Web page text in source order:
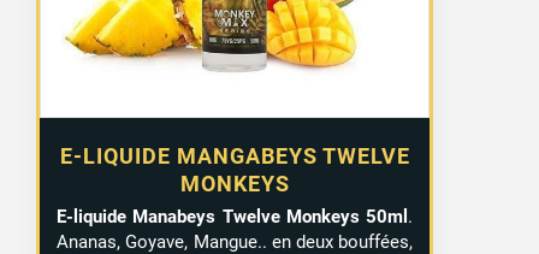
E-LIQUIDE MANGABEYS TWELVE
MONKEYS
E-liquide Manabeys Twelve Monkeys 50ml .
Ananas, Goyave, Mangue.. en deux bouffées,